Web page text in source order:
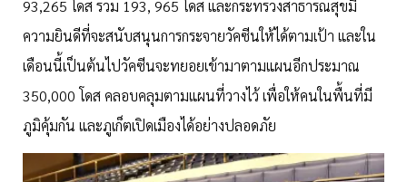
93,265 โดส รวม 193, 965 โดส และกระทรวงสาธารณสุขมี
ความยินดีที่จะสนับสนุนการกระจายวัคซีนให้ได้ตามเป้า และใน
เดือนนี้เป็นต้นไปวัคซีนจะทยอยเข้ามาตามแผนอีกประมาณ
350,000 โดส คลอบคลุมตามแผนที่วางไว้ เพื่อให้คนในพื้นที่มี
ภูมิคุ้มกัน และภูเก็ตเปิดเมืองได้อย่างปลอดภัย